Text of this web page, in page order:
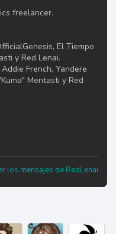
freelancer.
El Tiempo
y Red Lenai.
French, Yandere
Mentasti y Red
los mensajes de RedLenai